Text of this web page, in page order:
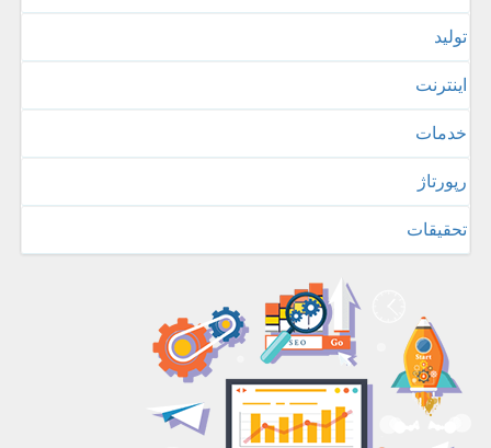
تولید
اینترنت
خدمات
رپورتاژ
تحقیقات